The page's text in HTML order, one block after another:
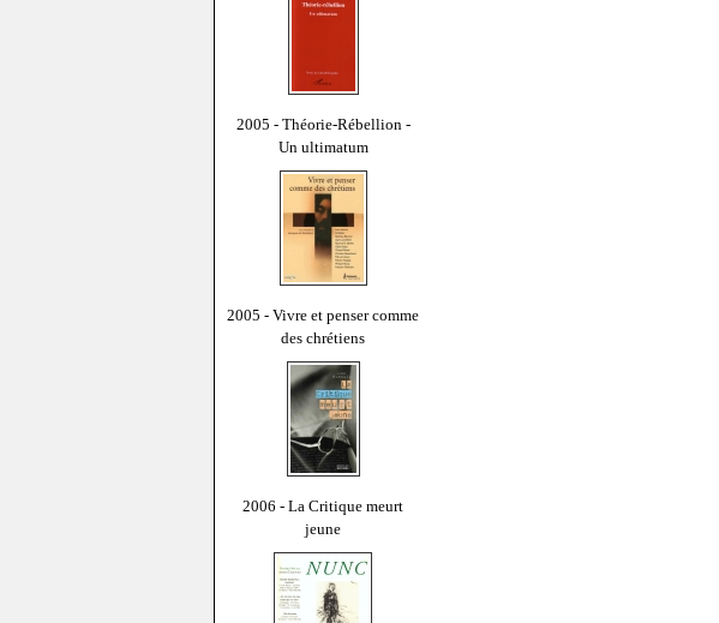
2005 - Théorie-Rébellion -
Un ultimatum
2005 - Vivre et penser comme
des chrétiens
2006 - La Critique meurt
jeune